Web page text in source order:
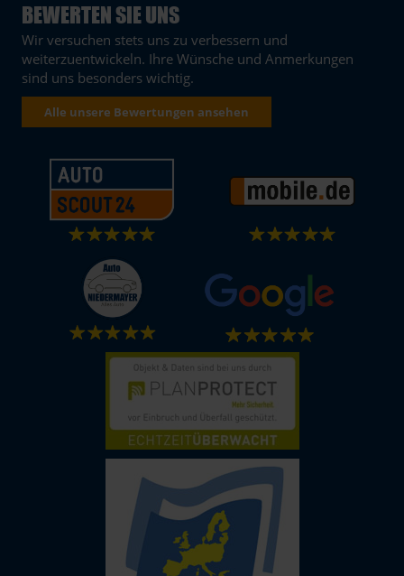
BEWERTEN SIE UNS
Wir versuchen stets uns zu verbessern und
weiterzuentwickeln. Ihre Wünsche und Anmerkungen
sind uns besonders wichtig.
Alle unsere Bewertungen ansehen